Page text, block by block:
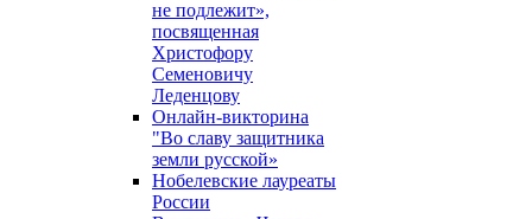
не подлежит»,
посвященная
Христофору
Семеновичу
Леденцову
Онлайн-викторина
"Во славу защитника
земли русской»
Нобелевские лауреаты
России